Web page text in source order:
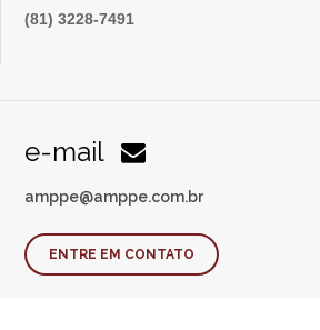
(81) 3228-7491
e-mail
amppe@amppe.com.br
ENTRE EM CONTATO